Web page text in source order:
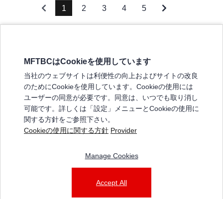
1 2 3 4 5
弊社の製品について
販売店リスト
よくある質問 / お問い合わせ
特定商取引法に基づく表記
三菱ふそうショップ_利用規約
MFTBCはCookieを使用しています
当社のウェブサイトは利便性の向上およびサイトの改良
のためにCookieを使用しています。Cookieの使用には
ユーザーの同意が必要です。同意は、いつでも取り消し
可能です。詳しくは「設定」メニューとCookieの使用に
関する方針をご参照下さい。
Cookieの使用に関する方針 Provider
Manage Cookies
Accept All